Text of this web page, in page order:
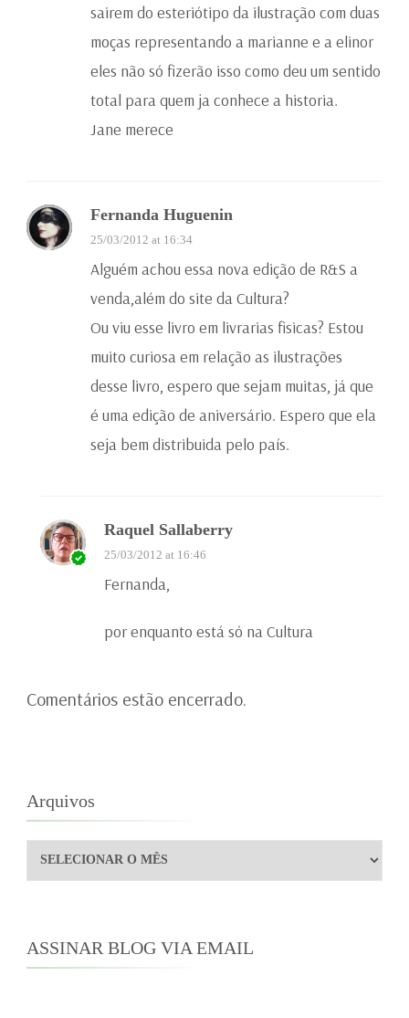
sairem do esteriótipo da ilustração com duas
moças representando a marianne e a elinor
eles não só fizerão isso como deu um sentido
total para quem ja conhece a historia.
Jane merece
Fernanda Huguenin
25/03/2012 at 16:34
Alguém achou essa nova edição de R&S a
venda,além do site da Cultura?
Ou viu esse livro em livrarias fisicas? Estou
muito curiosa em relação as ilustrações
desse livro, espero que sejam muitas, já que
é uma edição de aniversário. Espero que ela
seja bem distribuida pelo país.
Raquel Sallaberry
25/03/2012 at 16:46
Fernanda,
por enquanto está só na Cultura
Comentários estão encerrado.
Arquivos
Arquivos
ASSINAR BLOG VIA EMAIL